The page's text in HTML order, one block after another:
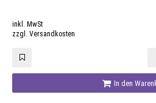
inkl. MwSt
zzgl. Versandkosten
In den